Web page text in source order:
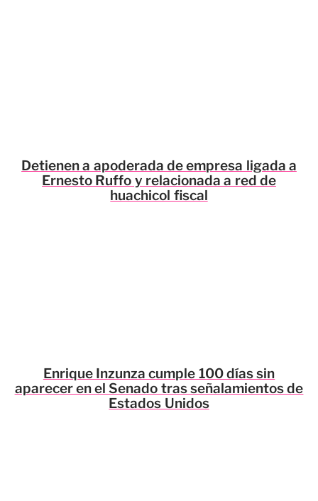
Detienen a apoderada de empresa ligada a
Ernesto Ruffo y relacionada a red de
huachicol fiscal
Enrique Inzunza cumple 100 días sin
aparecer en el Senado tras señalamientos de
Estados Unidos